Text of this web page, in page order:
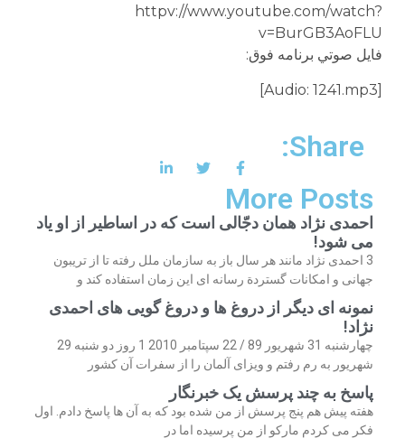
httpv://www.youtube.com/watch?
v=BurGB3AoFLU
فايل صوتي برنامه فوق:
[Audio: 1241.mp3]
Share:
More Posts
احمدی نژاد همان دجّالی است که در اساطیر از او یاد
می شود!
3 احمدی نژاد مانند هر سال باز به سازمان ملل رفته تا از تریبون
جهانی و امکانات گستردة رسانه ای این زمان استفاده کند و
نمونه ای دیگر از دروغ ها و دروغ گویی های احمدی
نژاد!
چهارشنبه 31 شهریور 89 / 22 سپتامبر 2010 1 روز دو شنبه 29
شهریور به رم رفتم و ویزای آلمان را از سفرات آن کشور
پاسخ به چند پرسش یک خبرنگار
هفته پیش هم پنج پرسش از من شده بود که به آن ها پاسخ دادم. اول
فکر می کردم مارکو از من پرسیده اما در